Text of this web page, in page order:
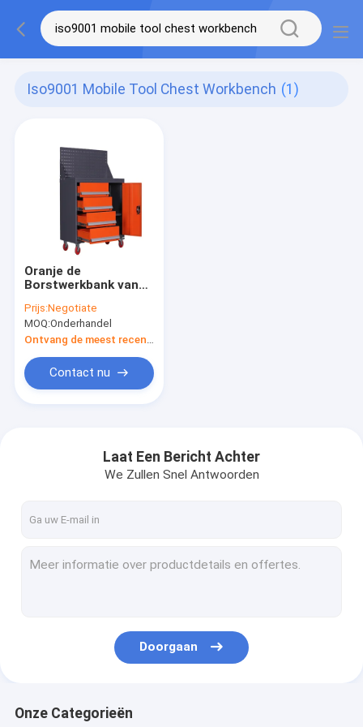
Iso9001 Mobile Tool Chest Workbench (1)
Oranje de
Borstwerkbank van
Mobiele Hulpmiddel
Prijs:Negotiate
MOQ:Onderhandel
Contact nu
Laat Een Bericht Achter
We Zullen Snel Antwoorden
Doorgaan
Onze Categorieën